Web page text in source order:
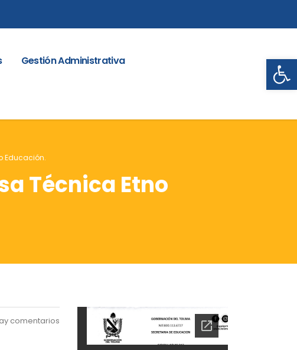
Gestión Administrativa
Educación.
Técnica Etno
comentarios